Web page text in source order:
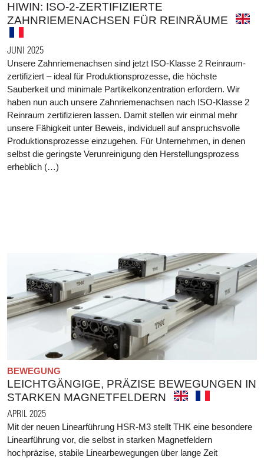
HIWIN: ISO-2-ZERTIFIZIERTE
ZAHNRIEMENACHSEN FÜR REINRÄUME
JUNI 2025
Unsere Zahnriemenachsen sind jetzt ISO-Klasse 2 Reinraum-
zertifiziert – ideal für Produktionsprozesse, die höchste
Sauberkeit und minimale Partikelkonzentration erfordern. Wir
haben nun auch unsere Zahnriemenachsen nach ISO-Klasse 2
Reinraum zertifizieren lassen. Damit stellen wir einmal mehr
unsere Fähigkeit unter Beweis, individuell auf anspruchsvolle
Produktionsprozesse einzugehen. Für Unternehmen, in denen
selbst die geringste Verunreinigung den Herstellungsprozess
erheblich (…)
BEWEGUNG
LEICHTGÄNGIGE, PRÄZISE BEWEGUNGEN IN
STARKEN MAGNETFELDERN
APRIL 2025
Mit der neuen Linearführung HSR-M3 stellt THK eine besondere
Linearführung vor, die selbst in starken Magnetfeldern
hochpräzise, stabile Linearbewegungen über lange Zeit